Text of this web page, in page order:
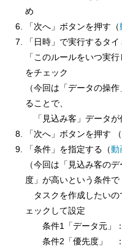
め
「次へ」ボタンを押す（
「日時」で実行するタ
「このルールをいつ実
をチェック
（今回は「データの操
ることで、
「見込み客」データが
「次へ」ボタンを押す （
「条件」を指定する（動
（今回は「見込み客の
度」が高いという条件で
タスクを作成したいの
ェックして設定
条件1「データ元」：
条件2「優先度」 ：